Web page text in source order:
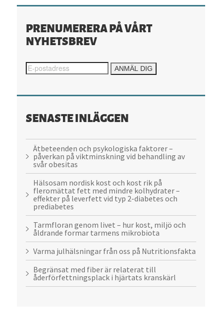
PRENUMERERA PÅ VÅRT
NYHETSBREV
SENASTE INLÄGGEN
Ätbeteenden och psykologiska faktorer –
påverkan på viktminskning vid behandling av
svår obesitas
Hälsosam nordisk kost och kost rik på
fleromättat fett med mindre kolhydrater –
effekter på leverfett vid typ 2-diabetes och
prediabetes
Tarmfloran genom livet – hur kost, miljö och
åldrande formar tarmens mikrobiota
Varma julhälsningar från oss på Nutritionsfakta
Begränsat med fiber är relaterat till
åderförfettningsplack i hjärtats kranskärl